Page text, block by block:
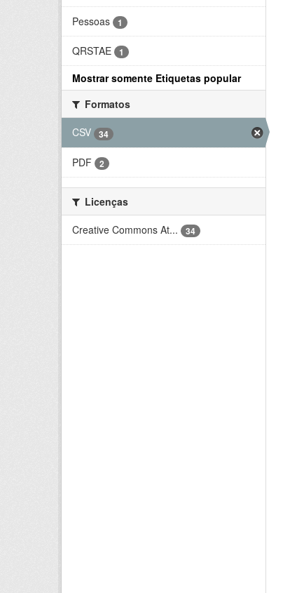
Pessoas 1
QRSTAE 1
Mostrar somente Etiquetas popular
Formatos
CSV
34
PDF 2
Licenças
Creative Commons At...
34